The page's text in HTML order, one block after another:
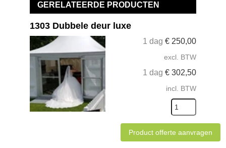
GERELATEERDE PRODUCTEN
1303 Dubbele deur luxe
1 dag € 250,00
excl. BTW
1 dag € 302,50
incl. BTW
Product offerte aanvragen